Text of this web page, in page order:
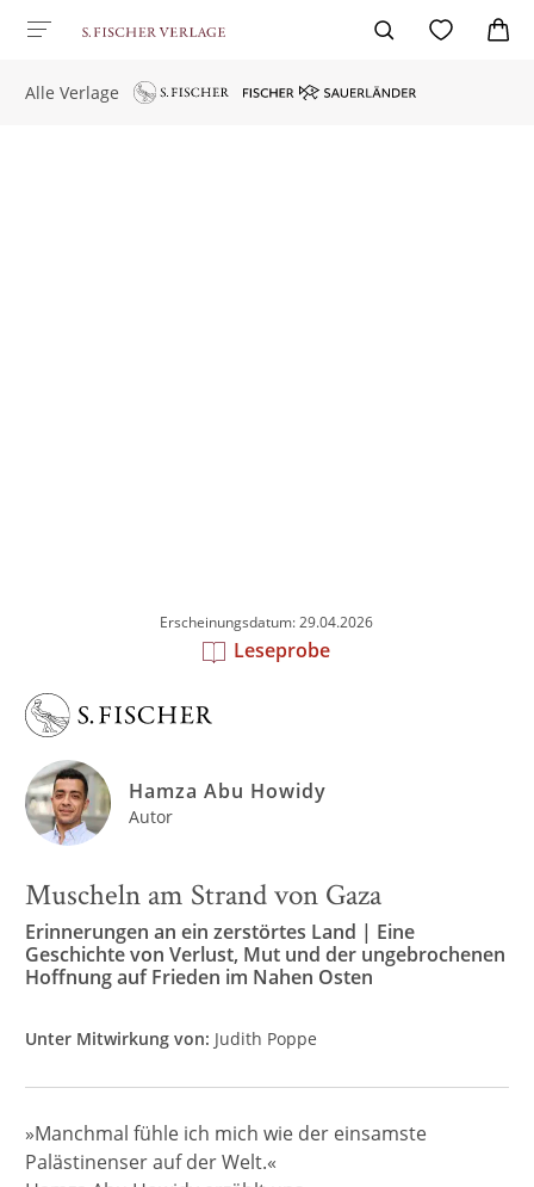
Alle Verlage
Erscheinungsdatum: 29.04.2026
Leseprobe
Hamza Abu Howidy
Autor
Muscheln am Strand von Gaza
Erinnerungen an ein zerstörtes Land | Eine
Geschichte von Verlust, Mut und der ungebrochenen
Hoffnung auf Frieden im Nahen Osten
Unter Mitwirkung von: Judith Poppe
»Manchmal fühle ich mich wie der einsamste
Palästinenser auf der Welt.«